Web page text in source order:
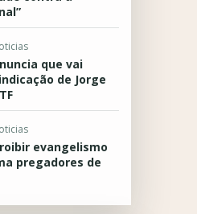
que vai
de Jorge
evangelismo
pregadores de